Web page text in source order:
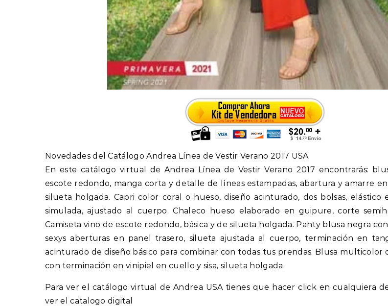
Novedades del Catálogo Andrea Línea de Vestir Verano 2017 USA
En este catálogo virtual de Andrea Línea de Vestir Verano 2017 encontrarás:
escote redondo, manga corta y detalle de líneas estampadas, abartura y amarre
silueta holgada. Capri color coral o hueso, diseño acinturado, dos bolsas, elástico
simulada, ajustado al cuerpo. Chaleco hueso elaborado en guipure, corte
Camiseta vino de escote redondo, básica y de silueta holgada. Panty blusa negra
sexys aberturas en panel trasero, silueta ajustada al cuerpo, terminación en
acinturado de diseño básico para combinar con todas tus prendas. Blusa multicolor
con terminación en vinipiel en cuello y sisa, silueta holgada.
Para ver el catálogo virtual de Andrea USA tienes que hacer click en cualquiera
ver el catalogo digital